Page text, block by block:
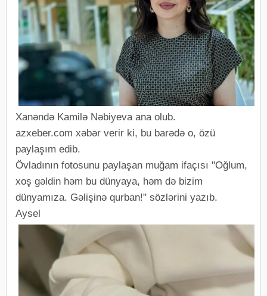
Xanəndə Kamilə Nəbiyeva ana olub.
azxeber.com xəbər verir ki, bu barədə o, özü
paylaşım edib.
Övladının fotosunu paylaşan muğam ifaçısı "Oğlum,
xoş gəldin həm bu dünyaya, həm də bizim
dünyamıza. Gəlişinə qurban!" sözlərini yazıb.
Aysel